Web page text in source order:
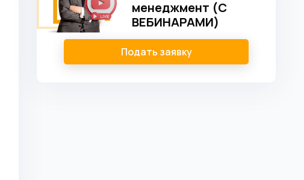
менеджмент (С
ВЕБИНАРАМИ)
Подать заявку